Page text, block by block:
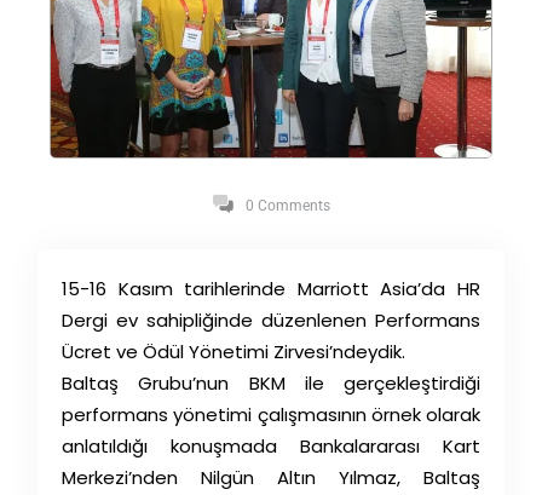
0 Comments
15-16 Kasım tarihlerinde Marriott Asia’da HR
Dergi ev sahipliğinde düzenlenen Performans
Ücret ve Ödül Yönetimi Zirvesi’ndeydik.
Baltaş Grubu’nun BKM ile gerçekleştirdiği
performans yönetimi çalışmasının örnek olarak
anlatıldığı konuşmada Bankalararası Kart
Merkezi’nden Nilgün Altın Yılmaz, Baltaş